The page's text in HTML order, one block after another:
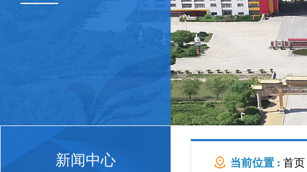
新闻中心 当前位置 : 首页